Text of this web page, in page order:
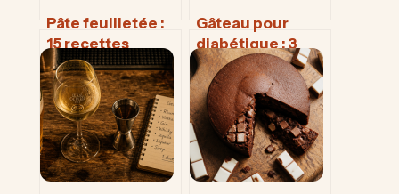
Pâte feuilletée :
15 recettes
express, secrets
de cuisson et
astuces pour un
croustillant
parfait
Gâteau pour
diabétique : 3
farines à faible IG
pour réussir un
moelleux sans
sucre